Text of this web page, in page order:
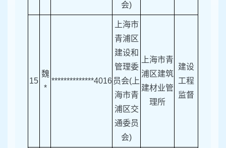
会)
15
魏
*
**************4016
上海市
青浦区
建设和
管理委
员会(上
海市青
浦区交
通委员
会)
上海市青
浦区建筑
建材业管
理所
建设
工程
监督